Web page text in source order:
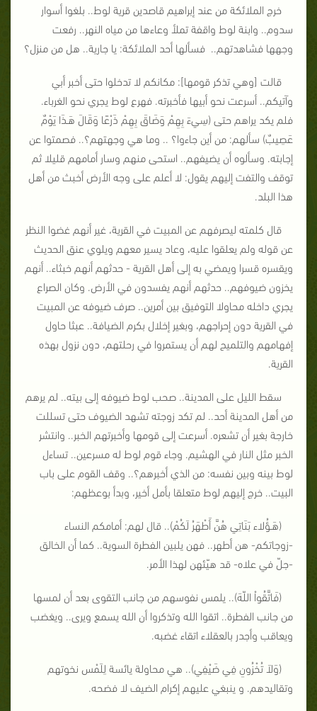
خرج الملائكة من عند إبراهيم قاصدين قرية لوط.. بلغوا أسوار
سدوم.. وابنة لوط واقفة تملأ وعاءها من مياه النهر.. رفعت
وجهها فشاهدتهم.. فسألها أحد الملائكة: يا جارية.. هل من منزل؟
قالت [وهي تذكر قومها]: مكانكم لا تدخلوا حتى أخبر أبي
وآتيكم.. أسرعت نحو أبيها فأخبرته. فهرع لوط يجري نحو الغرباء.
فلم يكد يراهم حتى (سِيءَ بِهِمْ وَضَاقَ بِهِمْ ذَرْعًا وَقَالَ هَـذَا يَوْمٌ
عَصِيبٌ) سألهم: من أين جاءوا؟ .. وما هي وجهتهم؟.. فصمتوا عن
إجابته. وسألوه أن يضيفهم.. استحى منهم وسار أمامهم قليلا ثم
توقف والتفت إليهم يقول: لا أعلم على وجه الأرض أخبث من أهل
هذا البلد.
قال كلمته ليصرفهم عن المبيت في القرية، غير أنهم غضوا النظر
عن قوله ولم يعلقوا عليه، وعاد يسير معهم ويلوي عنق الحديث
ويقسره قسرا ويمضي به إلى أهل القرية - حدثهم أنهم خبثاء.. أنهم
يخزون ضيوفهم.. حدثهم أنهم يفسدون في الأرض. وكان الصراع
يجري داخله محاولا التوفيق بين أمرين.. صرف ضيوفه عن المبيت
في القرية دون إحراجهم، وبغير إخلال بكرم الضيافة.. عبثا حاول
إفهامهم والتلميح لهم أن يستمروا في رحلتهم، دون نزول بهذه
القرية.
سقط الليل على المدينة.. صحب لوط ضيوفه إلى بيته.. لم يرهم
من أهل المدينة أحد.. لم تكد زوجته تشهد الضيوف حتى تسللت
خارجة بغير أن تشعره. أسرعت إلى قومها وأخبرتهم الخبر.. وانتشر
الخبر مثل النار في الهشيم. وجاء قوم لوط له مسرعين.. تساءل
لوط بينه وبين نفسه: من الذي أخبرهم؟.. وقف القوم على باب
البيت.. خرج إليهم لوط متعلقا بأمل أخير، وبدأ بوعظهم:
(هَـؤُلاء بَنَاتِي هُنَّ أَطْهَرُ لَكُمْ).. قال لهم: أمامكم النساء
-زوجاتكم- هن أطهر.. فهن يلبين الفطرة السوية.. كما أن الخالق
-جلّ في علاه- قد هيّئهن لهذا الأمر.
(فَاتَّقُواْ اللّهَ).. يلمس نفوسهم من جانب التقوى بعد أن لمسها
من جانب الفطرة.. اتقوا الله وتذكروا أن الله يسمع ويرى.. ويغضب
ويعاقب وأجدر بالعقلاء اتقاء غضبه.
(وَلاَ تُخْزُونِ فِي ضَيْفِي).. هي محاولة يائسة لِلَمْس نخوتهم
وتقاليدهم. و ينبغي عليهم إكرام الضيف لا فضحه.